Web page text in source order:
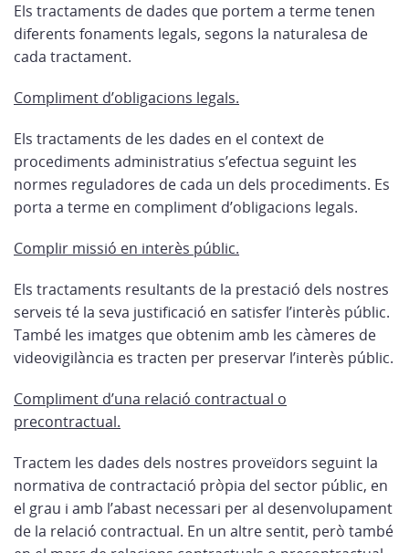
Els tractaments de dades que portem a terme tenen
diferents fonaments legals, segons la naturalesa de
cada tractament.
Compliment d’obligacions legals.
Els tractaments de les dades en el context de
procediments administratius s’efectua seguint les
normes reguladores de cada un dels procediments. Es
porta a terme en compliment d’obligacions legals.
Complir missió en interès públic.
Els tractaments resultants de la prestació dels nostres
serveis té la seva justificació en satisfer l’interès públic.
També les imatges que obtenim amb les càmeres de
videovigilància es tracten per preservar l’interès públic.
Compliment d’una relació contractual o
precontractual.
Tractem les dades dels nostres proveïdors seguint la
normativa de contractació pròpia del sector públic, en
el grau i amb l’abast necessari per al desenvolupament
de la relació contractual. En un altre sentit, però també